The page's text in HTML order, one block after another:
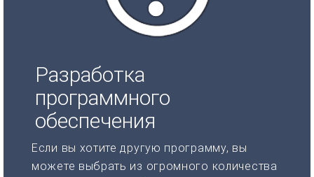
Разработка
программного
обеспечения
Если вы хотите другую программу, вы
можете выбрать из огромного количества